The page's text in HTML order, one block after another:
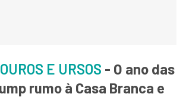
E URSOS - O ano das
rumo à Casa Branca e